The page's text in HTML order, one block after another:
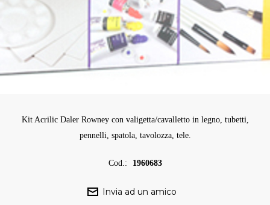
Kit Acrilic Daler Rowney con valigetta/cavalletto in legno, tubetti,
pennelli, spatola, tavolozza, tele.
Cod.: 1960683